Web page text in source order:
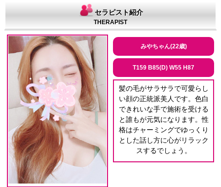
セラピスト紹介
THERAPIST
みやちゃん(22歳)
T159 B85(D) W55 H87
髪の毛がサラサラで可愛らし
い顔の正統派美人です。色白
できれいな手で施術を受ける
と誰もが元気になります。性
格はチャーミングでゆっくり
とした話し方に心がリラック
スするでしょう。